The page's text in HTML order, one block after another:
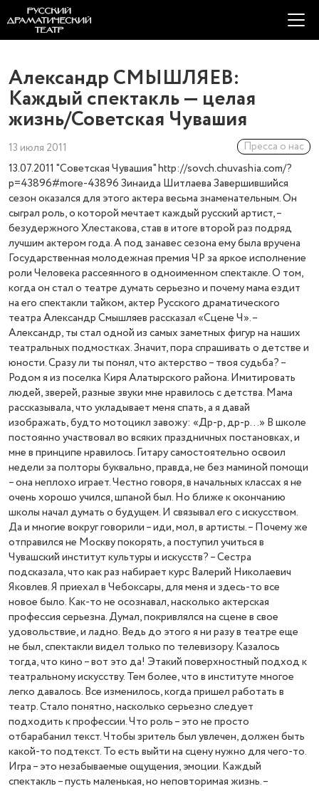
Александр СМЫШЛЯЕВ:
Каждый спектакль — целая
жизнь/Советская Чувашия
13 июля 2011 Пресса о нас
13.07.2011 "Советская Чувашия" http://sovch.chuvashia.com/?
p=43896#more-43896 Зинаида Шитлаева Завершившийся
сезон оказался для этого актера весьма знаменательным. Он
сыграл роль, о которой мечтает каждый русский артист, –
безудержного Хлестакова, став в итоге второй раз подряд
лучшим актером года. А под занавес сезона ему была вручена
Государственная молодежная премия ЧР за яркое исполнение
роли Человека рассеянного в одноименном спектакле. О том,
когда он стал о театре думать серьезно и почему мама ездит
на его спектакли тайком, актер Русского драматического
театра Александр Смышляев рассказал «Сцене Ч». –
Александр, ты стал одной из самых заметных фигур на наших
театральных подмостках. Значит, пора спрашивать о детстве и
юности. Сразу ли ты понял, что актерство – твоя судьба? –
Родом я из поселка Киря Алатырского района. Имитировать
людей, зверей, разные звуки мне нравилось с детства. Мама
рассказывала, что укладывает меня спать, а я давай
изображать, будто мотоцикл завожу: «Др-р, др-р…» В школе
постоянно участвовал во всяких праздничных постановках, и
мне в принципе нравилось. Гитару самостоятельно освоил
недели за полторы буквально, правда, не без маминой помощи
– она неплохо играет. Честно говоря, в начальных классах я не
очень хорошо учился, шпаной был. Но ближе к окончанию
школы начал думать о будущем. И связывал его с искусством.
Да и многие вокруг говорили – иди, мол, в артисты. – Почему же
отправился не Москву покорять, а поступил учиться в
Чувашский институт культуры и искусств? – Сестра
подсказала, что как раз набирает курс Валерий Николаевич
Яковлев. Я приехал в Чебоксары, для меня и здесь-то все
новое было. Как-то не осознавал, насколько актерская
профессия серьезна. Думал, покривлялся на сцене в свое
удовольствие, и ладно. Ведь до этого я ни разу в театре еще
не был, спектакли видел только по телевизору. Казалось
тогда, что кино – вот это да! Этакий поверхностный подход к
театральному искусству. Тем более, что в институте многое
легко давалось. Все изменилось, когда пришел работать в
театр. Стало понятно, насколько серьезно следует
подходить к профессии. Что роль – это не просто
отбарабанил текст. Чтобы зритель был увлечен, должен быть
какой-то подтекст. То есть выйти на сцену нужно для чего-то.
Игра – это незабываемые ощущения, эмоции. Каждый
спектакль – пусть маленькая, но неповторимая жизнь. –